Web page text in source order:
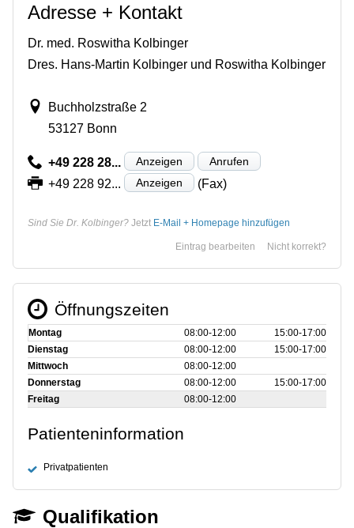
Adresse + Kontakt
Dr. med. Roswitha Kolbinger
Dres. Hans-Martin Kolbinger und Roswitha Kolbinger
Buchholzstraße 2
53127 Bonn
+49 228 28... Anzeigen Anrufen
+49 228 92... Anzeigen (Fax)
Sind Sie Dr. Kolbinger? Jetzt E-Mail + Homepage hinzufügen
Nicht korrekt?
Eintrag bearbeiten
Öffnungszeiten
Montag 08:00‑12:00
15:00‑17:00
Dienstag
08:00‑12:00
15:00‑17:00
Mittwoch
08:00‑12:00
Donnerstag
08:00‑12:00
15:00‑17:00
Freitag
08:00‑12:00
Patienteninformation
Privatpatienten
Qualifikation